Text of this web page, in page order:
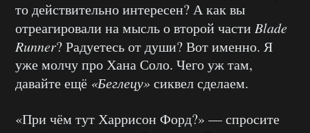
то действительно интересен? А как вы
отреагировали на мысль о второй части Blade
Runner? Радуетесь от души? Вот именно. Я
уже молчу про Хана Соло. Чего уж там,
давайте ещё «Беглецу»сиквел сделаем.
«При чём тут Харрисон Форд?» — спросите